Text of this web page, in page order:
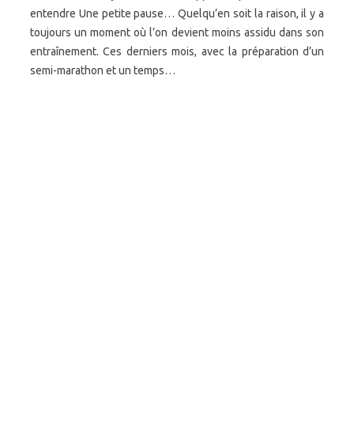
entendre Une petite pause… Quelqu’en soit la raison, il y a
toujours un moment où l’on devient moins assidu dans son
entraînement. Ces derniers mois, avec la préparation d’un
semi-marathon et un temps…